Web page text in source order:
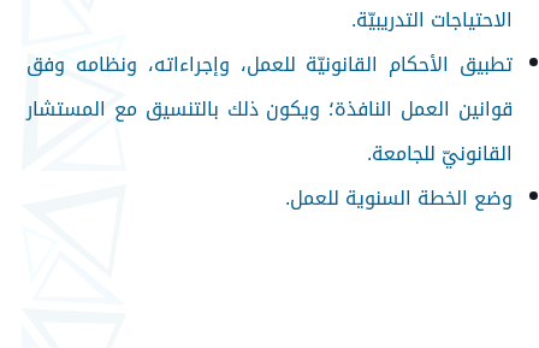
الاحتياجات التدريبيّة.
تطبيق الأحكام القانونيّة للعمل، وإجراءاته، ونظامه وفق
قوانين العمل النافذة؛ ويكون ذلك بالتنسيق مع المستشار
القانونيّ للجامعة.
وضع الخطة السنوية للعمل.